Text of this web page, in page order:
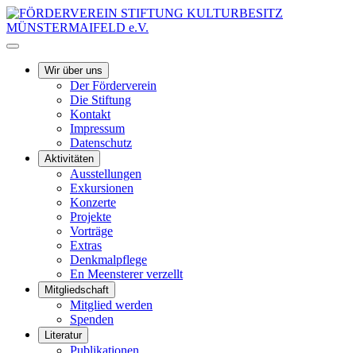
Wir über uns
Der Förderverein
Die Stiftung
Kontakt
Impressum
Datenschutz
Aktivitäten
Ausstellungen
Exkursionen
Konzerte
Projekte
Vorträge
Extras
Denkmalpflege
En Meensterer verzellt
Mitgliedschaft
Mitglied werden
Spenden
Literatur
Publikationen